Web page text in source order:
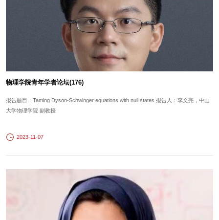
物理学院青年学者论坛(176)
报告题目：Taming Dyson-Schwinger equations with null states 报告人：李文亮，中山
大学物理学院 副教授
2023-11-07